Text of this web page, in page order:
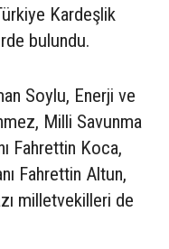
Kardeşlik
bulundu.
Soylu, Enerji ve
Milli Savunma
Fahrettin Koca,
Fahrettin Altun,
milletvekilleri de